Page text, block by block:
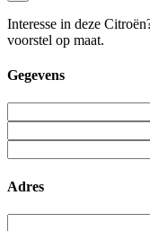
Interesse in deze
voorstel op maat.
Gegevens
Adres